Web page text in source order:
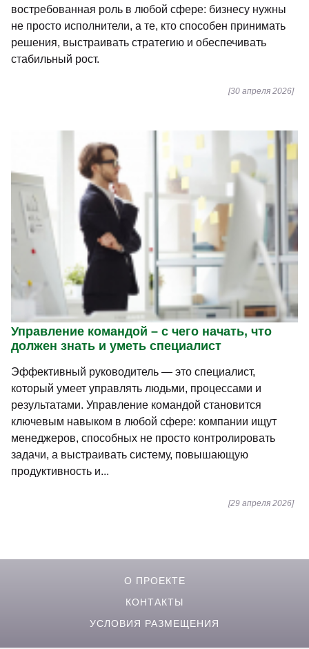
востребованная роль в любой сфере: бизнесу нужны
не просто исполнители, а те, кто способен принимать
решения, выстраивать стратегию и обеспечивать
стабильный рост.
[30 апреля 2026]
Управление командой – с чего начать, что
должен знать и уметь специалист
Эффективный руководитель — это специалист,
который умеет управлять людьми, процессами и
результатами. Управление командой становится
ключевым навыком в любой сфере: компании ищут
менеджеров, способных не просто контролировать
задачи, а выстраивать систему, повышающую
продуктивность и...
[29 апреля 2026]
О ПРОЕКТЕ
КОНТАКТЫ
УСЛОВИЯ РАЗМЕЩЕНИЯ